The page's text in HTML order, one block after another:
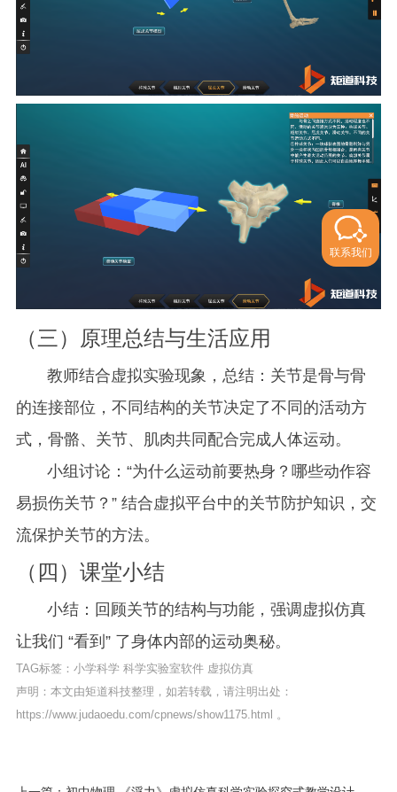
（三）原理总结与生活应用
教师结合虚拟实验现象，总结：关节是骨与骨
的连接部位，不同结构的关节决定了不同的活动方
式，骨骼、关节、肌肉共同配合完成人体运动。
小组讨论：“为什么运动前要热身？哪些动作容
易损伤关节？” 结合虚拟平台中的关节防护知识，交
流保护关节的方法。
（四）课堂小结
小结：回顾关节的结构与功能，强调虚拟仿真
让我们 “看到” 了身体内部的运动奥秘。
TAG标签： 小学科学 科学实验室软件 虚拟仿真
声明：本文由矩道科技整理，如若转载，请注明出处：
https://www.judaoedu.com/cpnews/show1175.html
。
联系我们